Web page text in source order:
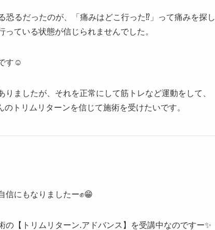
るだったのが、「痛みはどこ行った⁉️」って痛みを探し
ている状態が信じられませんでした。
す☺️
ましたが、それを正常にして筋トレなど運動をして、
トリムリターンを信じて施術を受けたいです。
にもなりましたー✊😁
【トリムリターン.アドバンス】を受講中なのですー✨